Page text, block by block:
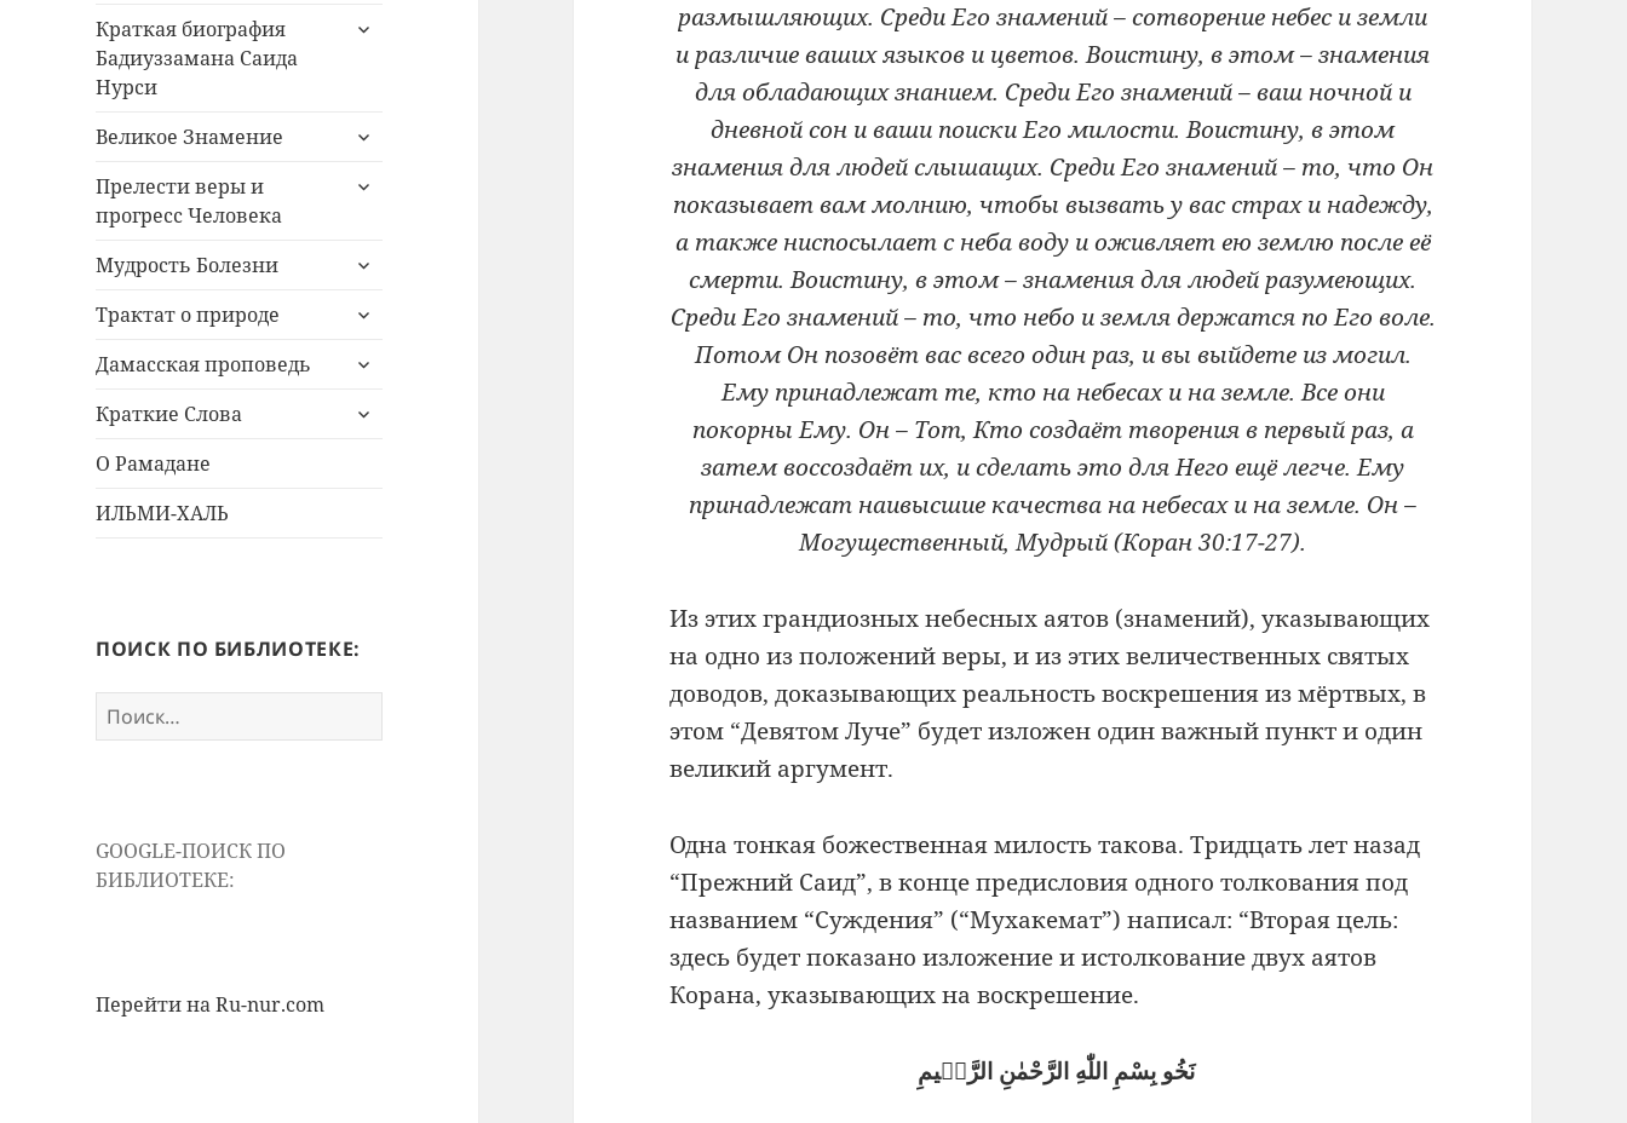
меню
Краткая биография
Бадиуззамана Саида
Нурси
раскрыть
Великое Знамение
раскрыть
меню
Прелести веры и
прогресс Человека
раскрыть
Мудрость Болезни
раскрыть
меню
Трактат о природе
раскрыть
меню
Дамасская проповедь
раскрыть
меню
Краткие Слова
раскрыть
О Рамадане
ИЛЬМИ-ХАЛЬ
ПОИСК ПО БИБЛИОТЕКЕ:
Найти:
GOOGLE-ПОИСК ПО
БИБЛИОТЕКЕ:
Перейти на Ru-nur.com
размышляющих. Среди Его знамений – сотворение небес и земли
и различие ваших языков и цветов. Воистину, в этом – знамения
для обладающих знанием. Среди Его знамений – ваш ночной и
дневной сон и ваши поиски Его милости. Воистину, в этом
знамения для людей слышащих. Среди Его знамений – то, что Он
показывает вам молнию, чтобы вызвать у вас страх и надежду,
а также ниспосылает с неба воду и оживляет ею землю после её
смерти. Воистину, в этом – знамения для людей разумеющих.
Среди Его знамений – то, что небо и земля держатся по Его воле.
Потом Он позовёт вас всего один раз, и вы выйдете из могил.
Ему принадлежат те, кто на небесах и на земле. Все они
покорны Ему. Он – Тот, Кто создаёт творения в первый раз, а
затем воссоздаёт их, и сделать это для Него ещё легче. Ему
принадлежат наивысшие качества на небесах и на земле. Он –
Могущественный, Мудрый (Коран 30:17-27).
Из этих грандиозных небесных аятов (знамений), указывающих
на одно из положений веры, и из этих величественных святых
доводов, доказывающих реальность воскрешения из мёртвых, в
этом “Девятом Луче” будет изложен один важный пункт и один
великий аргумент.
Одна тонкая божественная милость такова. Тридцать лет назад
“Прежний Саид”, в конце предисловия одного толкования под
названием “Суждения” (“Мухакемат”) написал: “Вторая цель:
здесь будет показано изложение и истолкование двух аятов
Корана, указывающих на воскрешение.
نَخُو بِسْمِ اللّٰهِ الرَّحْمٰنِ الرَّحٖيمِ